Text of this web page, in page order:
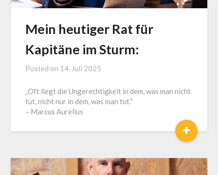
Mein heutiger Rat für
Kapitäne im Sturm:
Posted on 14. Juli 2025
LOGA,
Lotse
„Oft liegt die Ungerechtigkeit in dem, was man nicht
tut, nicht nur in dem, was man tut.“
– Marcus Aurelius
+